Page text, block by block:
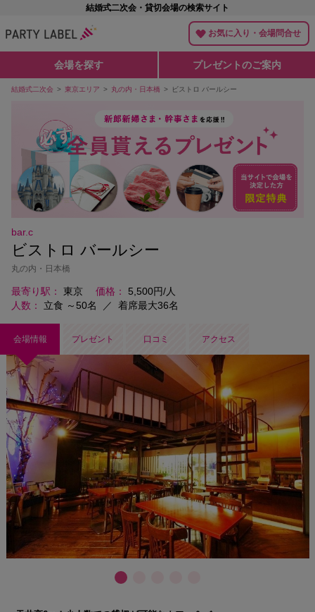
結婚式二次会・貸切会場の検索サイト
お気に入り・会場問合せ
会場を探す プレゼントのご案内
結婚式二次会 東京エリア 丸の内・日本橋 ビストロ バールシー
bar.c
ビストロ バールシー
丸の内・日本橋
最寄り駅 東京 価格
5,500円/人
人数
立食 ～50名 ／ 着席最大36名
会場情報 プレゼント 口コミ アクセス